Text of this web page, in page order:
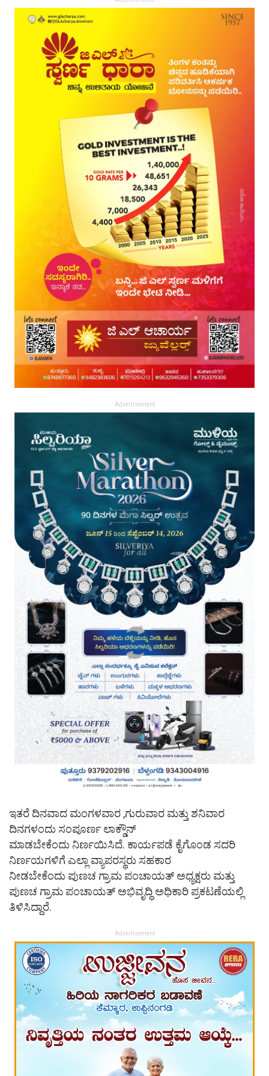
Advertisement
ಇತರೆ ದಿನವಾದ ಮಂಗಳವಾರ ,ಗುರುವಾರ ಮತ್ತು ಶನಿವಾರ
ದಿನಗಳಂದು ಸಂಪೂರ್ಣ ಲಾಕ್ಡೌನ್
ಮಾಡಬೇಕೆಂದು ನಿರ್ಣಯಿಸಿದೆ. ಕಾರ್ಯಪಡೆ ಕೈಗೊಂಡ ಸದರಿ
ನಿರ್ಣಯಗಳಿಗೆ ಎಲ್ಲಾ ವ್ಯಾಪರಸ್ಥರು ಸಹಕಾರ
ನೀಡಬೇಕೆಂದು ಪುಣಚ ಗ್ರಾಮ ಪಂಚಾಯತ್ ಅಧ್ಯಕ್ಷರು ಮತ್ತು
ಪುಣಚ ಗ್ರಾಮ ಪಂಚಾಯತ್ ಅಭಿವೃದ್ಧಿ ಅಧಿಕಾರಿ ಪ್ರಕಟಣೆಯಲ್ಲಿ
ತಿಳಿಸಿದ್ದಾರೆ.
Advertisement